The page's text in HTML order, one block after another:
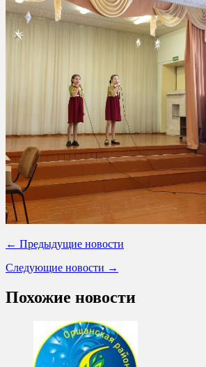
← Предыдущие новости
Следующие новости →
Похожие новости